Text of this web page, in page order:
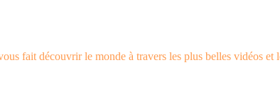
fait découvrir le monde à travers les plus belles vidéos et